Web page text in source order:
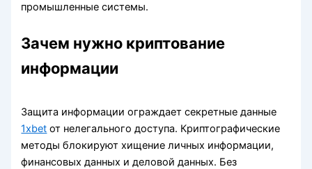
промышленные системы.
Зачем нужно криптование
информации
Защита информации ограждает секретные данные
1хbet от нелегального доступа. Криптографические
методы блокируют хищение личных информации,
финансовых данных и деловой данных. Без